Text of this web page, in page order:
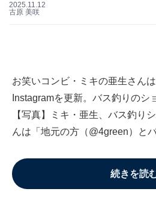
2025.11.12
古原 美咲
お笑いコンビ・ミキの亜生さん
Instagramを更新。バス釣りのシ
【写真】ミキ・亜生、バス釣り
んは「地元の方（@4green）と
続きを読